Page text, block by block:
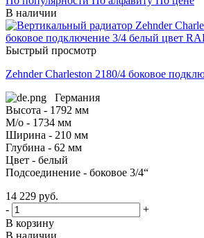
В наличии
Быстрый просмотр
Zehnder Charleston 2180/4 боковое
Германия
Высота - 1792 мм
М/о - 1734 мм
Ширина - 210 мм
Глубина - 62 мм
Цвет - белый
Подсоединение - боковое 3/4“
14 229 руб.
-
+
В корзину
В наличии